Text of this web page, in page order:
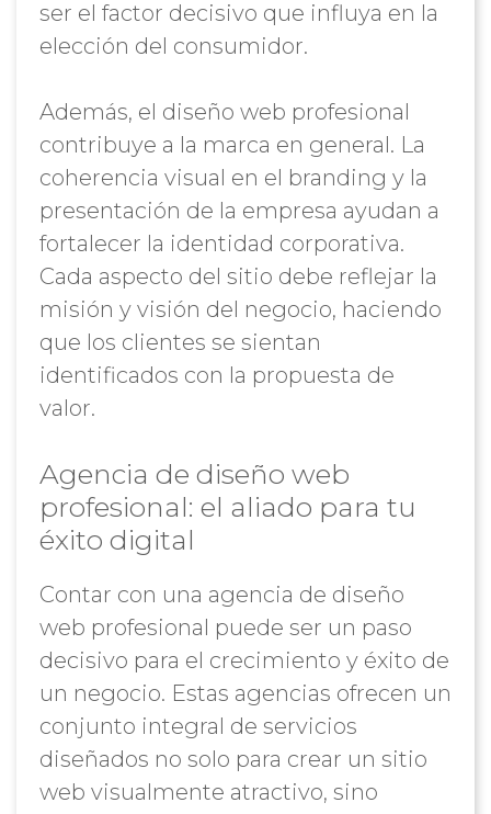
ser el factor decisivo que influya en la
elección del consumidor.
Además, el diseño web profesional
contribuye a la marca en general. La
coherencia visual en el branding y la
presentación de la empresa ayudan a
fortalecer la identidad corporativa.
Cada aspecto del sitio debe reflejar la
misión y visión del negocio, haciendo
que los clientes se sientan
identificados con la propuesta de
valor.
Agencia de diseño web
profesional: el aliado para tu
éxito digital
Contar con una agencia de diseño
web profesional puede ser un paso
decisivo para el crecimiento y éxito de
un negocio. Estas agencias ofrecen un
conjunto integral de servicios
diseñados no solo para crear un sitio
web visualmente atractivo, sino